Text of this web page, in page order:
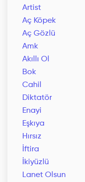
Artist
Aç Köpek
Aç Gözlü
Amk
Akıllı Ol
Bok
Cahil
Diktatör
Enayi
Eşkıya
Hırsız
İftira
İkiyüzlü
Lanet Olsun